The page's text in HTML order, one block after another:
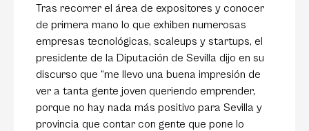
Tras recorrer el área de expositores y conocer
de primera mano lo que exhiben numerosas
empresas tecnológicas, scaleups y startups, el
presidente de la Diputación de Sevilla dijo en su
discurso que “me llevo una buena impresión de
ver a tanta gente joven queriendo emprender,
porque no hay nada más positivo para Sevilla y
provincia que contar con gente que pone lo